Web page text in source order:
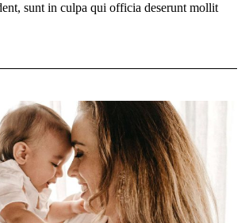
sunt in culpa qui officia deserunt mollit